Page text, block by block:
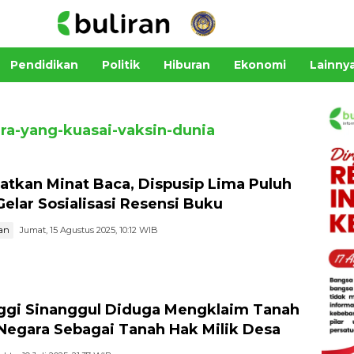
Pendidikan Politik Hiburan Ekonomi
yang-kuasai-vaksin-dunia
Minat Baca, Dispusip Lima Puluh
Sosialisasi Resensi Buku
Jumat, 15 Agustus 2025, 10:12 WIB
Sinanggul Diduga Mengklaim Tanah
Sebagai Tanah Hak Milik Desa